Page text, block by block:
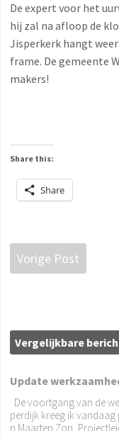
De expert voor het
hij zal na afloop de
Jisperkerk hangt
frame. De gemeente
makers!
Share this:
Share
Vorige Post
Vergelijkbare
Update
De voortgang van de
perdijk kreeg ik
n Maarten Zon,